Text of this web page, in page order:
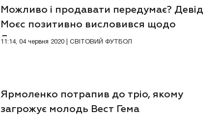
Можливо і продавати передумає? Девід
Моєс позитивно висловився щодо
Ярмоленка
11:14, 04 червня 2020 | СВІТОВИЙ ФУТБОЛ
Ярмоленко потрапив до тріо, якому
загрожує молодь Вест Гема